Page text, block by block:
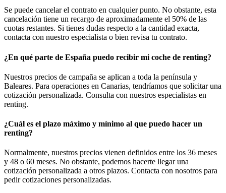
Se puede cancelar el contrato en cualquier punto. No obstante, esta
cancelación tiene un recargo de aproximadamente el 50% de las
cuotas restantes. Si tienes dudas respecto a la cantidad exacta,
contacta con nuestro especialista o bien revisa tu contrato.
¿En qué parte de España puedo recibir mi coche de renting?
Nuestros precios de campaña se aplican a toda la península y
Baleares. Para operaciones en Canarias, tendríamos que solicitar una
cotización personalizada. Consulta con nuestros especialistas en
renting.
¿Cuál es el plazo máximo y mínimo al que puedo hacer un
renting?
Normalmente, nuestros precios vienen definidos entre los 36 meses
y 48 o 60 meses. No obstante, podemos hacerte llegar una
cotización personalizada a otros plazos. Contacta con nosotros para
pedir cotizaciones personalizadas.